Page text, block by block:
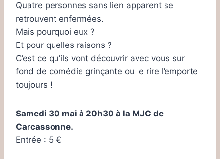
Quatre personnes sans lien apparent se
retrouvent enfermées.
Mais pourquoi eux ?
Et pour quelles raisons ?
C’est ce qu’ils vont découvrir avec vous sur
fond de comédie grinçante ou le rire l’emporte
toujours !
Samedi 30 mai à 20h30 à la MJC de
Carcassonne.
Entrée : 5 €